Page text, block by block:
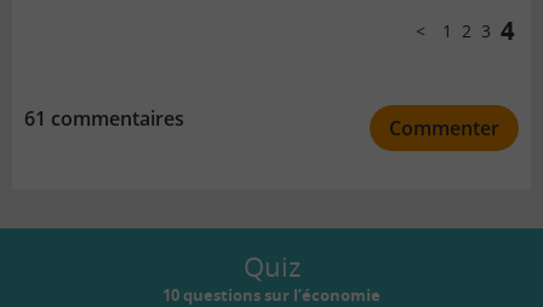
Précédent
1 2 3 4
61 commentaires Commenter
Quiz
10 questions sur l’économie